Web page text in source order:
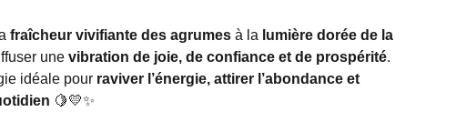
fraîcheur vivifiante des agrumes à la lumière dorée de la
une vibration de joie, de confiance et de prospérité.
idéale pour raviver l’énergie, attirer l’abondance et
🍋💛✨